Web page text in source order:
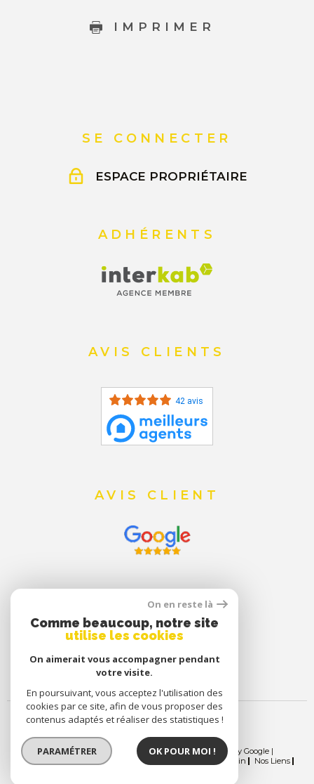
IMPRIMER
SE CONNECTER
ESPACE PROPRIÉTAIRE
ADHÉRENTS
AVIS CLIENTS
42 avis
AVIS CLIENT
© 2026 | Tous droits réservés | Traduction powered by Google |
Nos Honoraires
Plan Du Site Admin
Nos Liens
On en reste là
Comme beaucoup, notre site
utilise les cookies
On aimerait vous accompagner pendant
votre visite.
En poursuivant, vous acceptez l'utilisation des
cookies par ce site, afin de vous proposer des
contenus adaptés et réaliser des statistiques !
PARAMÉTRER OK POUR MOI !